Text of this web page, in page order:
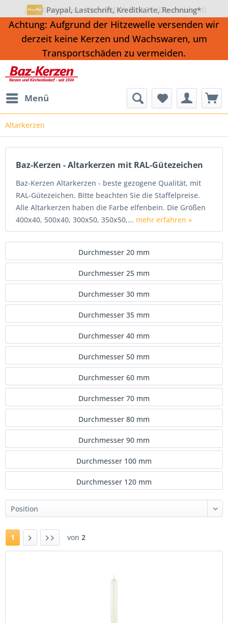
Kostenloser Versand ab EUR 75 (Deutschland)
Paypal, Lastschrift, Kreditkarte, Rechnung*
Achtung: Aufgrund der Hitzewelle versenden wir
derzeit keine Kerzen und Wachswaren, um
Transportschäden zu vermeiden.
Menü
Altarkerzen
Baz-Kerzen - Altarkerzen mit RAL-Gütezeichen
Baz-Kerzen Altarkerzen - beste gezogene Qualität, mit
RAL-Gütezeichen. Bitte beachten Sie die Staffelpreise.
Alle Altarkerzen haben die Farbe elfenbein. Die Größen
400x40, 500x40, 300x50, 350x50,... mehr erfahren »
Durchmesser 20 mm
Durchmesser 25 mm
Durchmesser 30 mm
Durchmesser 35 mm
Durchmesser 40 mm
Durchmesser 50 mm
Durchmesser 60 mm
Durchmesser 70 mm
Durchmesser 80 mm
Durchmesser 90 mm
Durchmesser 100 mm
Durchmesser 120 mm
1 von 2